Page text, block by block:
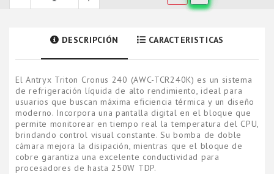
DESCRIPCIÓN CARACTERISTICAS
El Antryx Triton Cronus 240 (AWC-TCR240K) es un sistema
de refrigeración líquida de alto rendimiento, ideal para
usuarios que buscan máxima eficiencia térmica y un diseño
moderno. Incorpora una pantalla digital en el bloque que
permite monitorear en tiempo real la temperatura del CPU,
brindando control visual constante. Su bomba de doble
cámara mejora la disipación, mientras que el bloque de
cobre garantiza una excelente conductividad para
procesadores de hasta 250W TDP.